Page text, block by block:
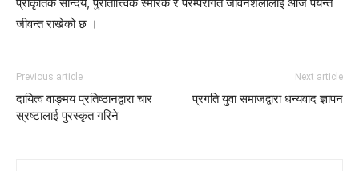
प्राकृतिक सौन्दर्य, पुरातात्त्विक स्मारक र परम्परागत जीवनशैलीलाई आज पर्यन्त
जीवन्त राखेको छ ।
Previous article
दायित्व वाङ्मय प्रतिष्ठानद्वारा चार
स्रष्टालाई पुरस्कृत गरिने
Next article
प्रगति युवा समाजद्वारा धन्यवाद ज्ञापन